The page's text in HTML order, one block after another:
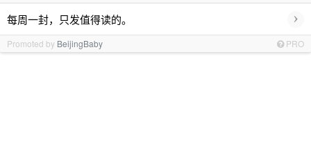
每周一封，只发值得读的。 ›
Promoted by BeijingBaby PRO